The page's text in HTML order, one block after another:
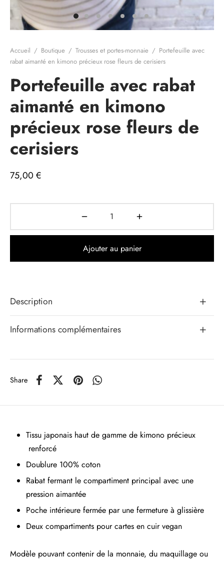
Accueil / Boutique / Trousses et portes-monnaie / Portefeuille avec
rabat aimanté en kimono précieux rose fleurs de cerisiers
Portefeuille avec rabat
aimanté en kimono
précieux rose fleurs de
cerisiers
75,00 €
Ajouter au panier
Description
Informations complémentaires
Share
Tissu japonais haut de gamme de kimono précieux
renforcé
Doublure 100% coton
Rabat fermant le compartiment principal avec une
pression aimantée
Poche intérieure fermée par une fermeture à glissière
Deux compartiments pour cartes en cuir vegan
Modèle pouvant contenir de la monnaie, du maquillage ou
cadeau